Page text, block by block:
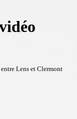
Lens et Clermont